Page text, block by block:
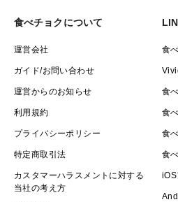
食べチョクについて
運営会社
ガイド/お問い合わせ
運営からのお知らせ
利用規約
プライバシーポリシー
特定商取引法
カスタマーハラスメントに対する
当社の考え方
食
食
食
食
食
iOS